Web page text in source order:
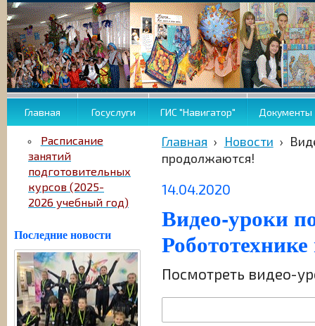
Главная Госуслуги ГИС "Навигатор" Документы
Расписание
занятий
подготовительных
курсов (2025-
2026 учебный год)
Последние новости
Главная › Новости ›
продолжаются!
14.04.2020
Видео-уроки
Посмотреть видео-